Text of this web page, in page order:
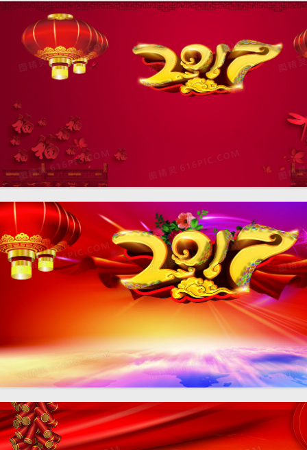
年终奖中国风喜庆紫色海报
banner背景
年会中国风喜庆红色海报
banner背景
联欢会中国风喜庆红色海报
banner背景